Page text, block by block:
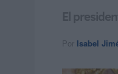
El
Por Isabel